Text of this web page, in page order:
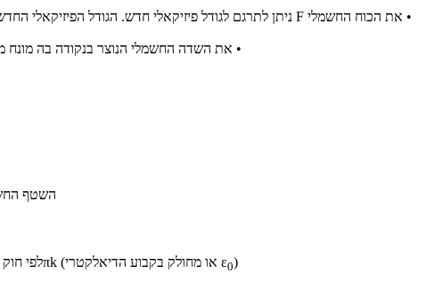
• את הכוח החשמלי F ניתן לתרגם לגודל פיזיקאלי חדש. הגודל הפיזיקאלי החדש מתאר את עוצמת הכוח החשמלי F שיפעל על מטען חשמלי של יחידת מטען אחת. גודל פיזיקאלי חדש זה נקרא שדה חשמלי ומסומן באות E.
• את השדה החשמלי הנוצר בנקודה בה מונח
• השטף
ε0)